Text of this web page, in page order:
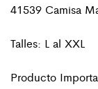
41539 Camisa
Talles: L al XXL
Producto